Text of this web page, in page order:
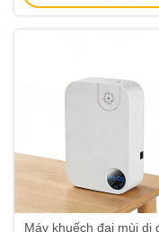
Máy khuếch đại mùi di